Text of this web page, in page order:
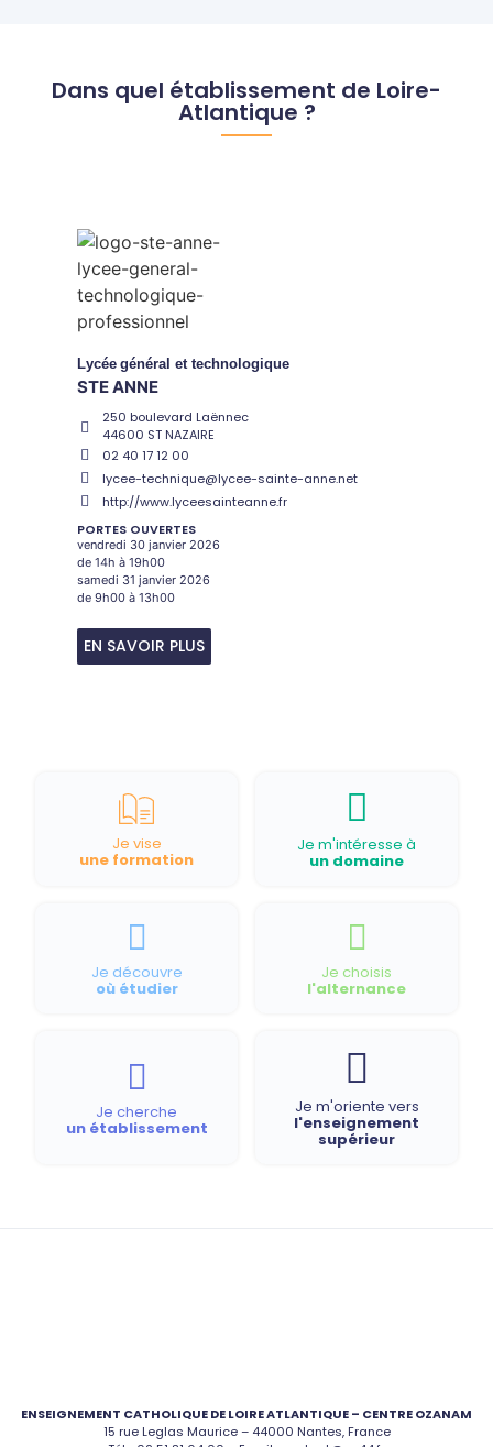
Dans quel établissement de Loire-
Atlantique ?
Lycée général et technologique
STE ANNE
250 boulevard Laënnec
44600 ST NAZAIRE
02 40 17 12 00
lycee-technique@lycee-sainte-anne.net
http://www.lyceesainteanne.fr
PORTES OUVERTES
vendredi 30 janvier 2026
de 14h à 19h00
samedi 31 janvier 2026
de 9h00 à 13h00
EN SAVOIR PLUS
Je vise
une formation
Je m'intéresse à
un domaine
Je découvre
où étudier
Je choisis
l'alternance
Je cherche
un établissement
Je m'oriente vers
l'enseignement
supérieur
ENSEIGNEMENT CATHOLIQUE DE LOIRE ATLANTIQUE – CENTRE OZANAM
15 rue Leglas Maurice – 44000 Nantes, France